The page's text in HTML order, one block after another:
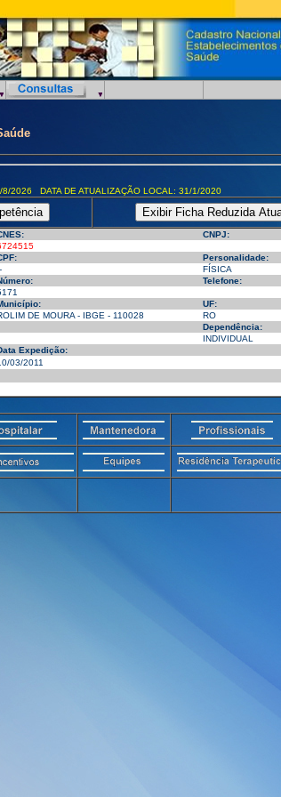
8/2026 DATA DE ATUALIZAÇÃO LOCAL: 31/1/2020
CNPJ:
Personalidade:
FÍSICA
Telefone:
UF:
DE MOURA - IBGE - 110028
RO
Dependência:
INDIVIDUAL
Expedição:
03/2011